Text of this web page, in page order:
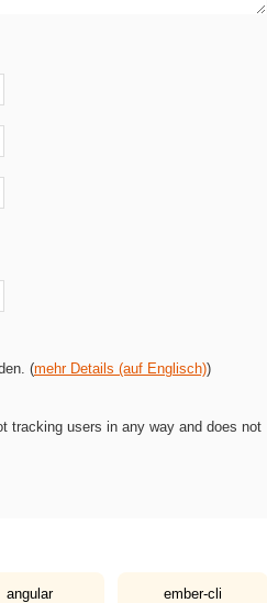
(mehr Details (auf Englisch))
tracking users in any way and does not
angular ember-cli